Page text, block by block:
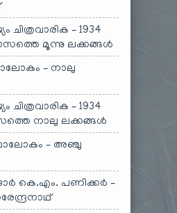
ചിത്രവാരിക – 1934
മൂന്നു ലക്കങ്ങൾ
– നാലു
ചിത്രവാരിക – 1934
നാലു ലക്കങ്ങൾ
– അഞ്ചു
കെ.എം. പണിക്കർ –